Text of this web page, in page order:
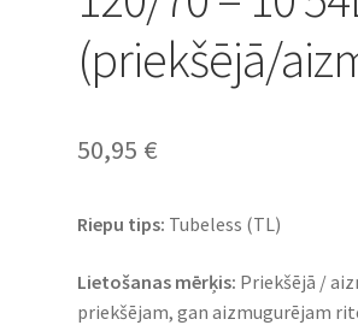
(priekšējā/
50,95 €
Riepu tips: Tubeless (TL)
Lietošanas mērķis: Priekšējā /
priekšējam, gan aizmugurējam